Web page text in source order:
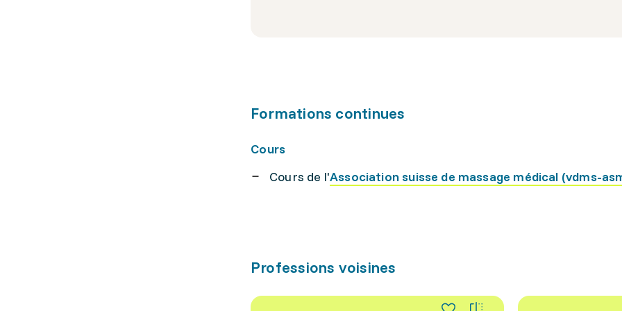
Formations continues
Cours
Cours de l'Association suisse de massage médical (vdms-
Professions voisines